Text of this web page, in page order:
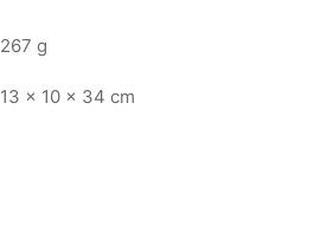
267 g
13 × 10 × 34 cm